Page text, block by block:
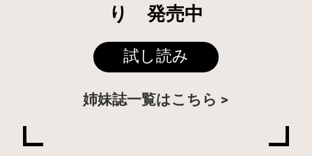
り 発売中
試し読み
姉妹誌一覧はこちら